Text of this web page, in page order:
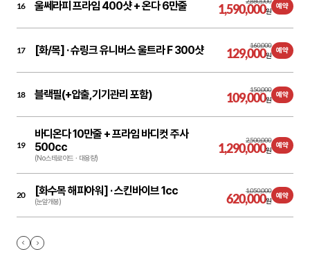
16 울쎄라피 프라임 400샷 + 온다 6만줄 1,590,000원
예약
17 [화/목] ·슈링크 유니버스 울트라 F 300샷 160,000
129,000원
예약
18 블랙필(+압출,기기관리 포함) 150,000
109,000원
예약
19
바디온다 10만줄 + 프라임 바디컷 주사
500cc
(No 스테로이드ㆍ대용량)
2,500,000
1,290,000원
예약
20 [화수목 해피아워] ·스킨바이브 1cc
(눈앞개봉)
1,050,000
620,000원
예약